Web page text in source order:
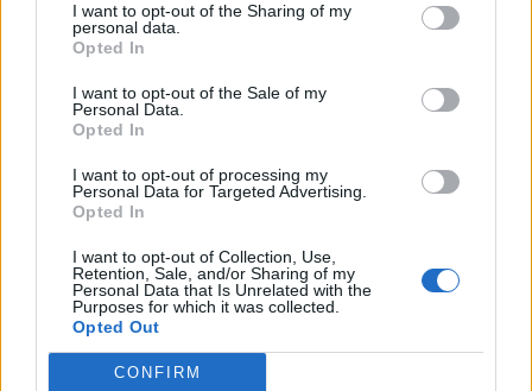
I want to opt-out of the Sharing of my
personal data.
Opted In
I want to opt-out of the Sale of my
Personal Data.
Opted In
I want to opt-out of processing my
Personal Data for Targeted Advertising.
Opted In
I want to opt-out of Collection, Use,
Retention, Sale, and/or Sharing of my
Personal Data that Is Unrelated with the
Purposes for which it was collected.
Opted Out
CONFIRM